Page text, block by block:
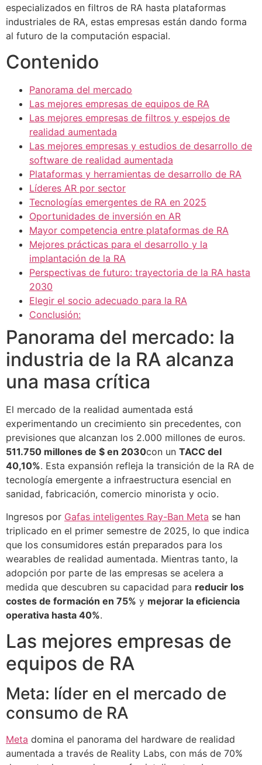
especializados en filtros de RA hasta plataformas
industriales de RA, estas empresas están dando forma
al futuro de la computación espacial.
Contenido
Panorama del mercado
Las mejores empresas de equipos de RA
Las mejores empresas de filtros y espejos de
realidad aumentada
Las mejores empresas y estudios de desarrollo de
software de realidad aumentada
Plataformas y herramientas de desarrollo de RA
Líderes AR por sector
Tecnologías emergentes de RA en 2025
Oportunidades de inversión en AR
Mayor competencia entre plataformas de RA
Mejores prácticas para el desarrollo y la
implantación de la RA
Perspectivas de futuro: trayectoria de la RA hasta
2030
Elegir el socio adecuado para la RA
Conclusión:
Panorama del mercado: la
industria de la RA alcanza
una masa crítica
El mercado de la realidad aumentada está
experimentando un crecimiento sin precedentes, con
previsiones que alcanzan los 2.000 millones de euros.
511.750 millones de $ en 2030con un TACC del
40,10%. Esta expansión refleja la transición de la RA de
tecnología emergente a infraestructura esencial en
sanidad, fabricación, comercio minorista y ocio.
Ingresos por Gafas inteligentes Ray-Ban Meta se han
triplicado en el primer semestre de 2025, lo que indica
que los consumidores están preparados para los
wearables de realidad aumentada. Mientras tanto, la
adopción por parte de las empresas se acelera a
medida que descubren su capacidad para reducir los
costes de formación en 75% y mejorar la eficiencia
operativa hasta 40%.
Las mejores empresas de
equipos de RA
Meta: líder en el mercado de
consumo de RA
Meta domina el panorama del hardware de realidad
aumentada a través de Reality Labs, con más de 70%